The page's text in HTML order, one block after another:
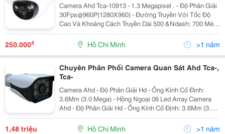
Camera Ahd Tca-10913 - 1.3 Megapixel . - Độ Phân Giải
30Fps@960P(1280X960) - Đường Truyền Với Tốc Độ
Cao Và Khoảng Cách Truyền Dài 500 &Ndash; 700 Mét
.Sử Dụng Dây Cáp Đồng Trục - Độ Phân Giải Hd Với Độ
Nét Cao . - Hỗ Trợ Chức Năng: Day/Night(Icr),Aw
250.000₫ Hồ Chí Minh >1 năm
Chuyên Phân Phối Camera Quan Sát Ahd Tca-,
Tca-
Camera Ahd - Độ Phân Giải Hd - Ống Kính Cố Định:
3.6Mm (3.0 Mega) - Hồng Ngoại 06 Led Array Camera
Ahd - Độ Phân Giải Hd - Ống Kính Cố Định: 3.6Mm (3.0
Mega) - Hồng Ngoại 06 Led Array Camera Ahd Tca-
52313 - Độ Phân Giải Hd
1,48 triệu Hồ Chí Minh >1 năm